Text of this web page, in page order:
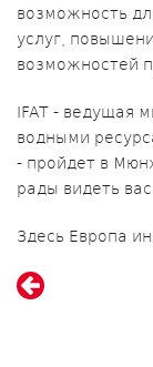
возможность
услуг,
возможностей
IFAT - ведущая
водными
- пройдет в
рады видеть
Здесь Европа